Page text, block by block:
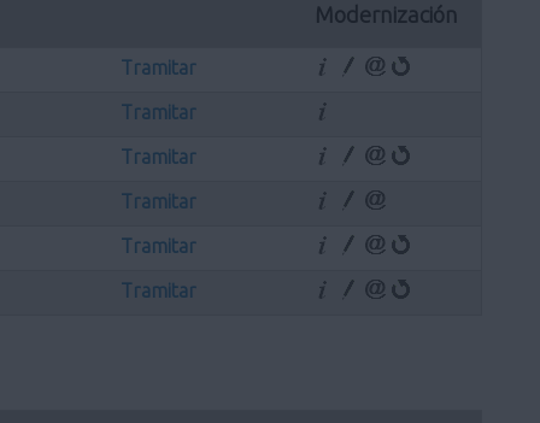
Modernización
Tramitar
Tramitar
Tramitar
Tramitar
Tramitar
Tramitar